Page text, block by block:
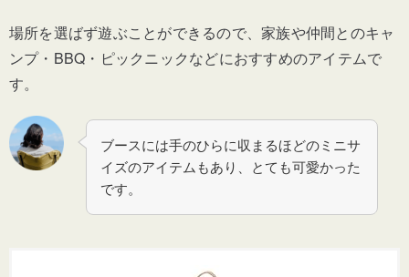
場所を選ばず遊ぶことができるので、家族や仲間とのキャ
ンプ・BBQ・ピックニックなどにおすすめのアイテムで
す。
ブースには手のひらに収まるほどのミニサ
イズのアイテムもあり、とても可愛かった
です。